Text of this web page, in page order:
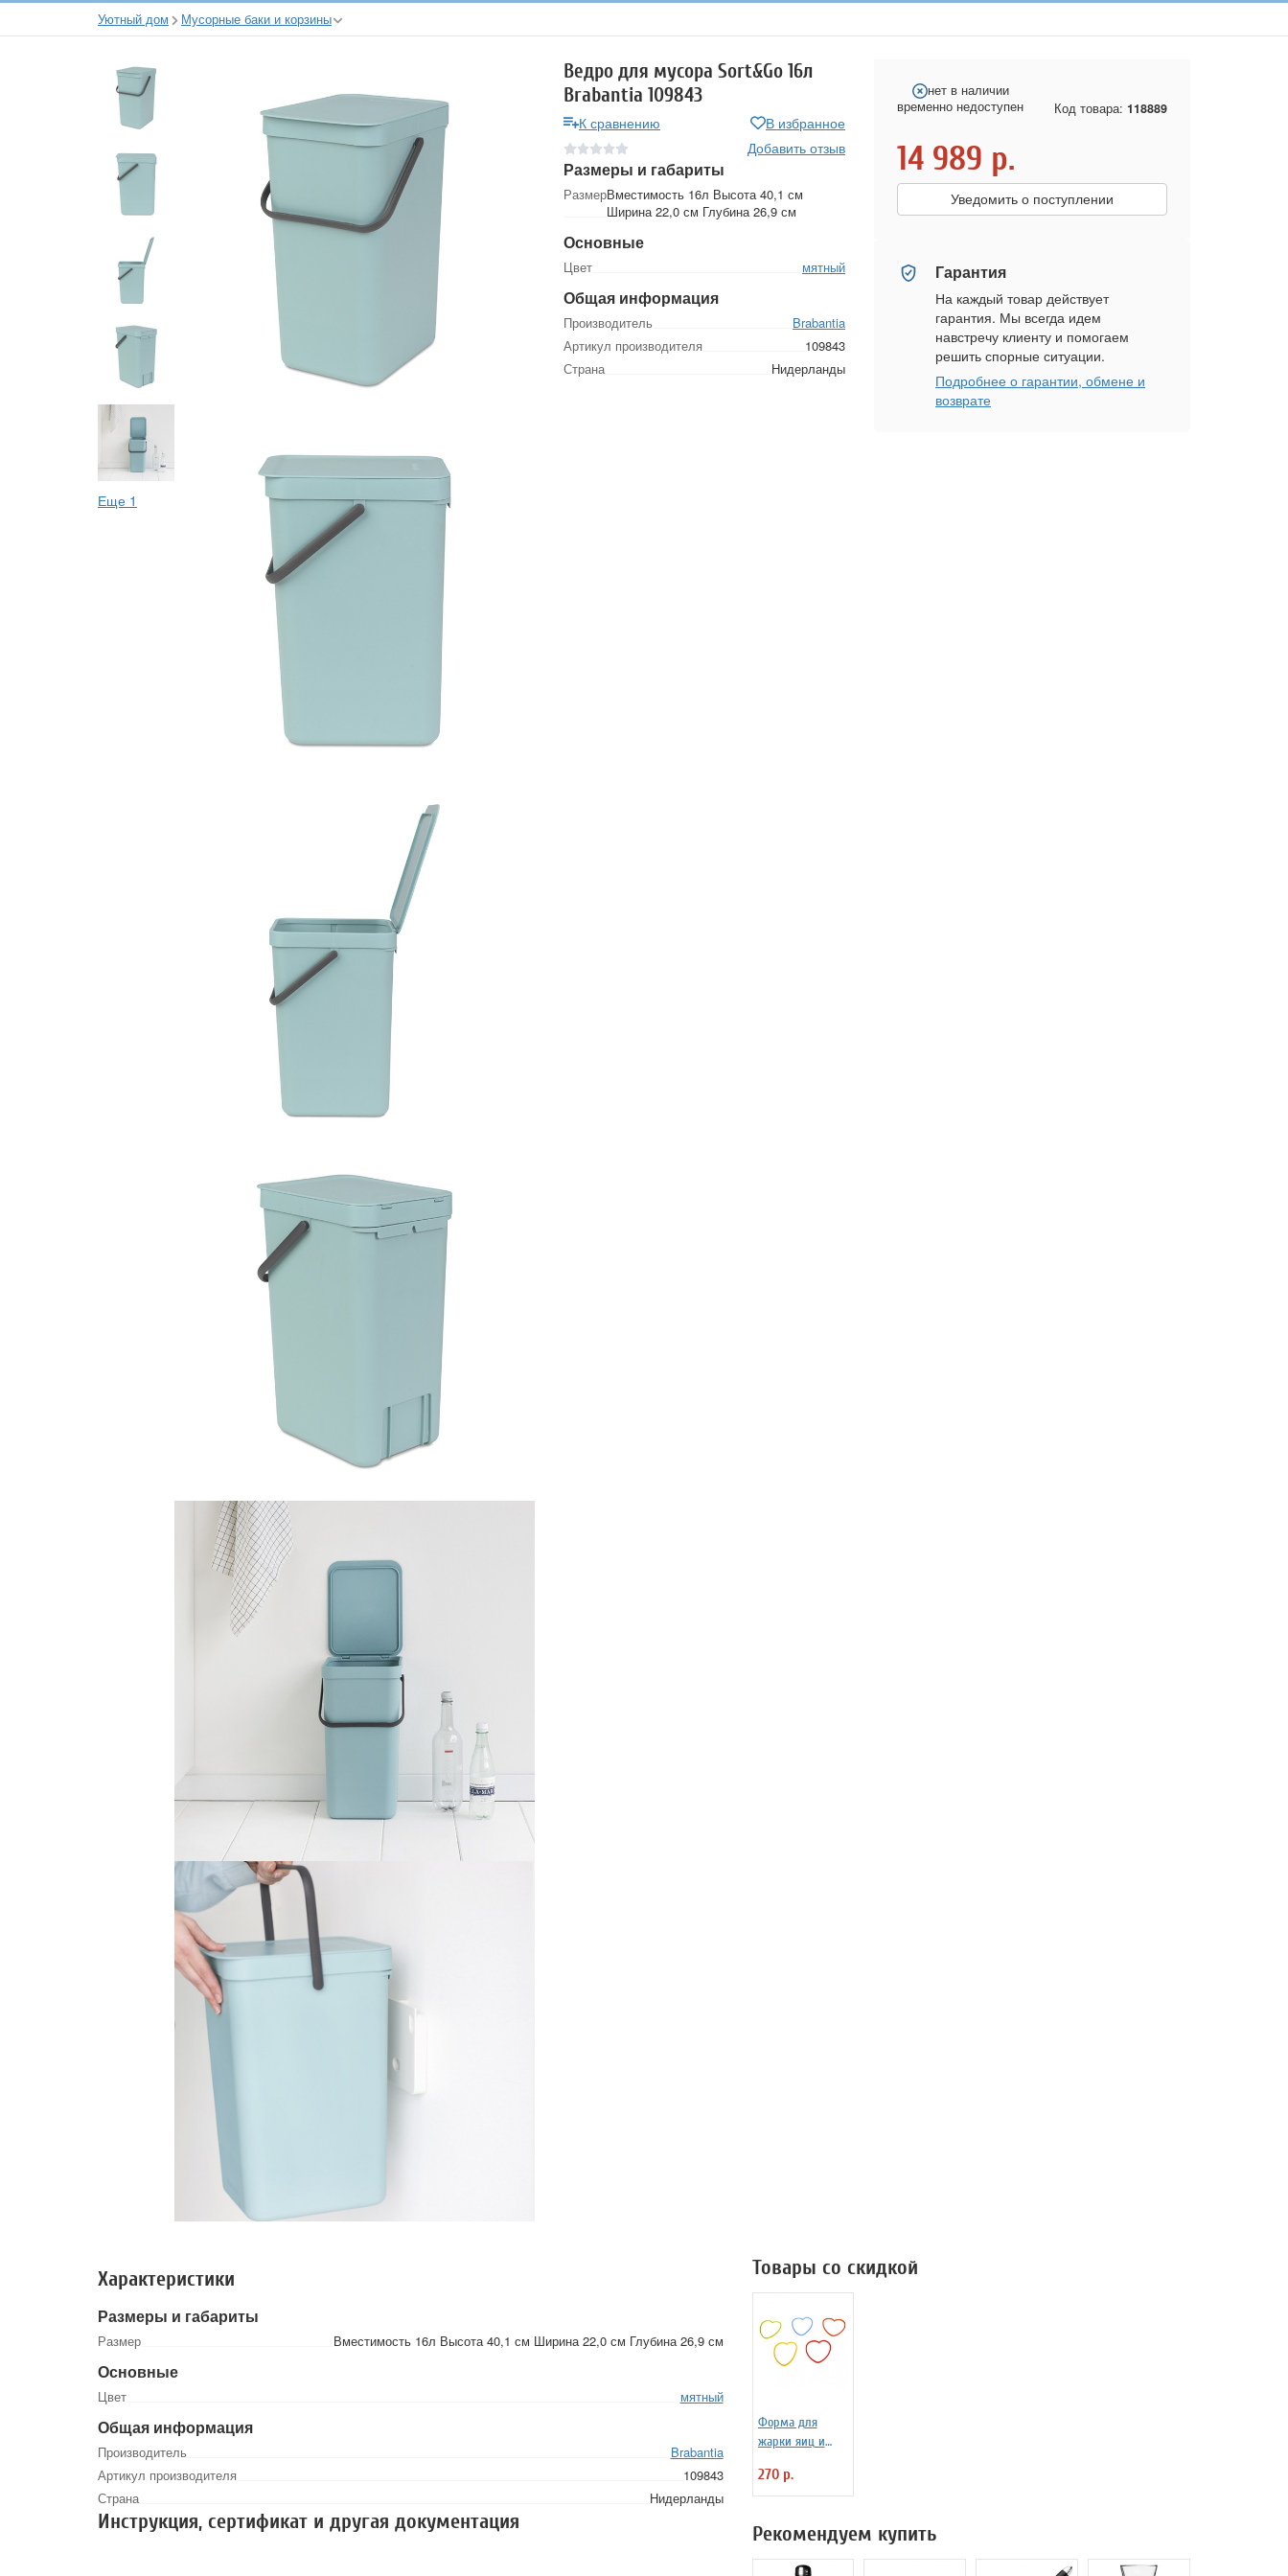
Уютный дом Мусорные баки и корзины
Еще 1
Ведро для мусора Sort&Go 16л
Brabantia 109843
К сравнению
В избранное
Добавить отзыв
Размеры и габариты
РазмерВместимость 16л Высота 40,1 см
Ширина 22,0 см Глубина 26,9 см
Основные
Цвет мятный
Общая информация
Производитель
Brabantia
Артикул производителя
109843
Страна
Нидерланды
нет в наличии
временно недоступен
Код товара: 118889
14 989 р.
Уведомить о поступлении
Гарантия
На каждый товар действует
гарантия. Мы всегда идем
навстречу клиенту и помогаем
решить спорные ситуации.
Подробнее о гарантии, обмене и
возврате
Характеристики
Размеры и габариты
Размер Вместимость 16л Высота 40,1 см Ширина 22,0 см Глубина 26,9 см
Основные
Цвет мятный
Общая информация
Производитель
Brabantia
Артикул производителя
109843
Страна
Нидерланды
Инструкция, сертификат и другая документация
Товары со скидкой
Форма для
жарки яиц и
силиконовая
Любовь
270 р.
Рекомендуем купить